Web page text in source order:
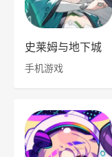
史莱姆与地下城
手机游戏